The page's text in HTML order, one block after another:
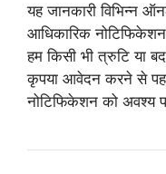
यह जानकारी विभिन्न
आधिकारिक
हम किसी भी त्रुटि या
कृपया आवेदन करने से
नोटिफिकेशन को अवश्य